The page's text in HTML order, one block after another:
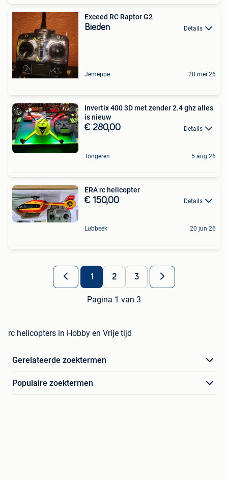
Exceed RC Raptor G2
Bieden Details
Jemeppe 28 mei 26
Invertix 400 3D met zender 2.4 ghz alles
is nieuw
€ 280,00 Details
Tongeren 5 aug 26
ERA rc helicopter
€ 150,00 Details
Lubbeek 20 jun 26
1 2 3
Pagina 1 van 3
rc helicopters in Hobby en Vrije tijd
Gerelateerde zoektermen
Populaire zoektermen